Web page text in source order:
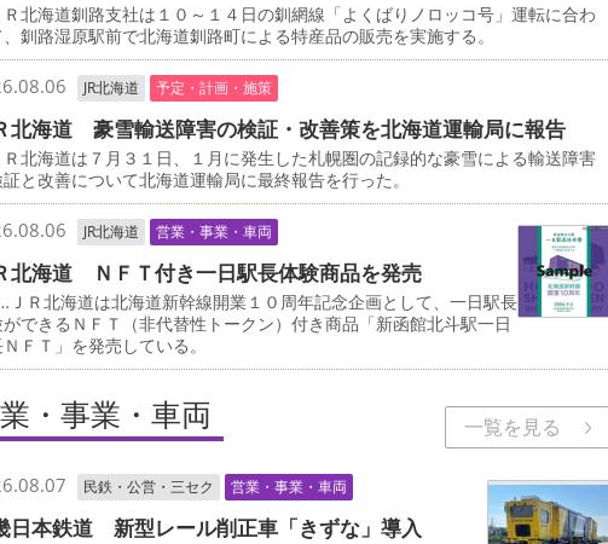
北海道釧路支社は１０～１４日の釧網線「よくばりノロッコ号」運転に合わ
釧路湿原駅前で北海道釧路町による特産品の販売を実施する。
JR北海道 予定・計画・施策
北海道 豪雪輸送障害の検証・改善策を北海道運輸局に報告
北海道は７月３１日、１月に発生した札幌圏の記録的な豪雪による輸送障害
と改善について北海道運輸局に最終報告を行った。
JR北海道 営業・事業・車両
北海道 ＮＦＴ付き一日駅長体験商品を発売
Ｒ北海道は北海道新幹線開業１０周年記念企画として、一日駅長
できるＮＦＴ（非代替性トークン）付き商品「新函館北斗駅一日
ＦＴ」を発売している。
・事業・車両 一覧を見る
民鉄・公営・三セク 営業・事業・車両
日本鉄道 新型レール削正車「きずな」導入